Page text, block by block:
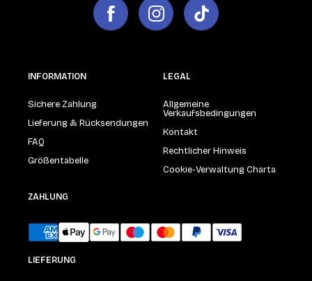
INFORMATION
Sichere Zahlung
Lieferung & Rücksendungen
FAQ
Größentabelle
LEGAL
Allgemeine
Verkaufsbedingungen
Kontakt
Rechtlicher Hinweis
Cookie-Verwaltung Charta
ZAHLUNG
LIEFERUNG